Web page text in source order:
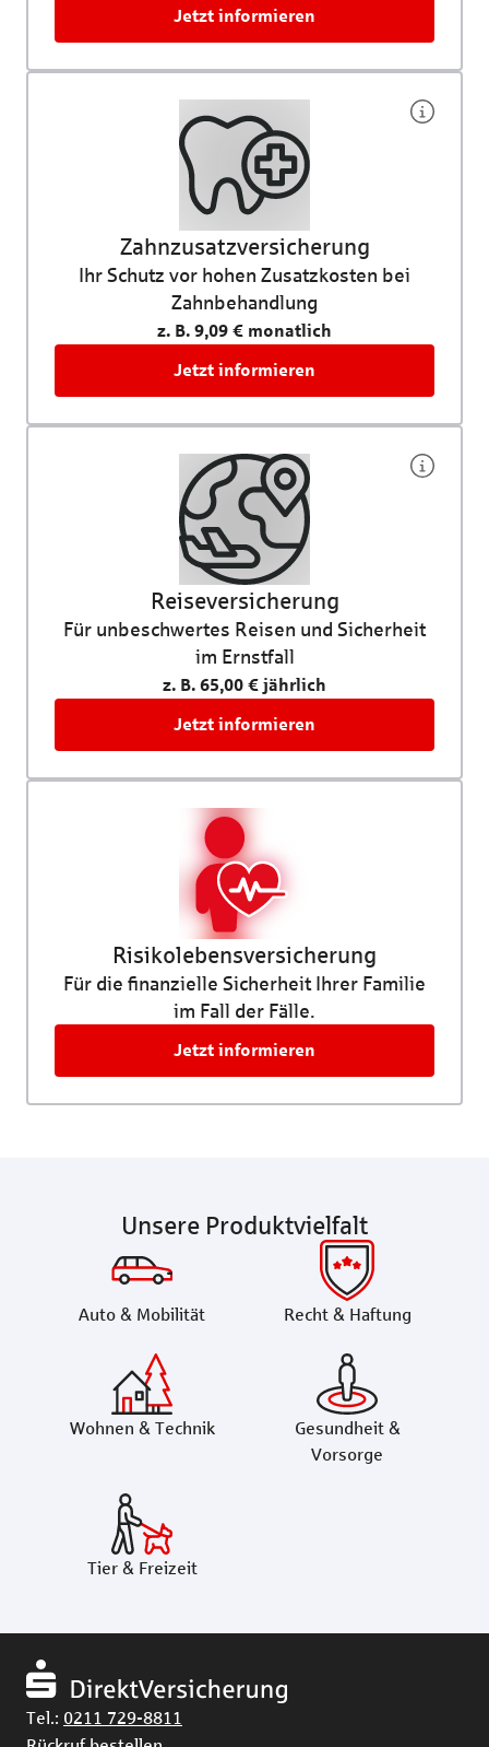
Jetzt informieren
Zahnzusatz­versicherung
Ihr Schutz vor hohen Zusatzkosten bei
Zahnbehandlung
z. B. 9,09 € monatlich
Jetzt informieren
Reiseversicherung
Für unbeschwertes Reisen und Sicherheit
im Ernstfall
z. B. 65,00 € jährlich
Jetzt informieren
Risikolebens­versicherung
Für die finanzielle Sicherheit Ihrer Familie
im Fall der Fälle.
Jetzt informieren
Unsere Produktvielfalt
Auto & Mobilität Recht & Haftung
Wohnen & Technik
Gesundheit &
Vorsorge
Tier & Freizeit
Tel.: 0211 729-8811